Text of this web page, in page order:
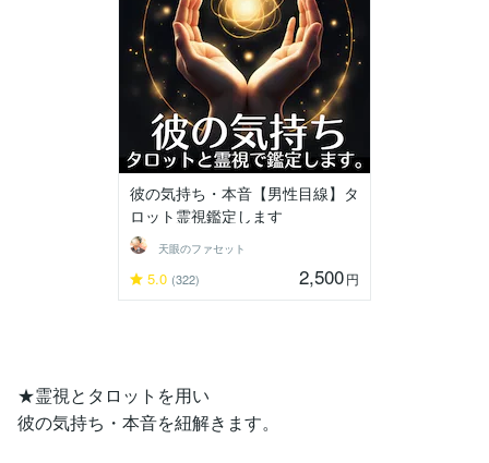
彼の気持ち・本音【男性目線】タ
ロット霊視鑑定します
天眼のファセット
5.0 (322) 2,500円
★霊視とタロットを用い
彼の気持ち・本音を紐解きます。